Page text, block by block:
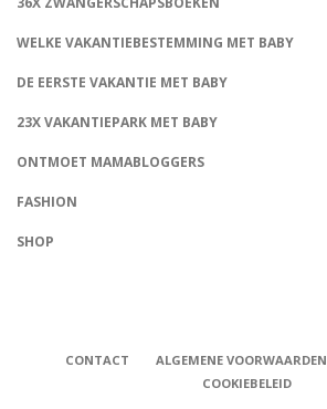
WELKE VAKANTIEBESTEMMING MET BABY
DE EERSTE VAKANTIE MET BABY
23X VAKANTIEPARK MET BABY
ONTMOET MAMABLOGGERS
FASHION
SHOP
CONTACT ALGEMENE VOORWAARDEN
COOKIEBELEID